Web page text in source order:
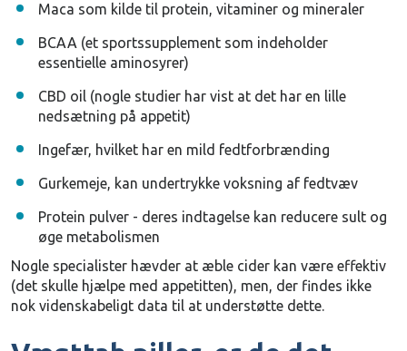
Maca som kilde til protein, vitaminer og mineraler
BCAA (et sportssupplement som indeholder
essentielle aminosyrer)
CBD oil (nogle studier har vist at det har en lille
nedsætning på appetit)
Ingefær, hvilket har en mild fedtforbrænding
Gurkemeje, kan undertrykke voksning af fedtvæv
Protein pulver - deres indtagelse kan reducere sult og
øge metabolismen
Nogle specialister hævder at æble cider kan være effektiv
(det skulle hjælpe med appetitten), men, der findes ikke
nok videnskabeligt data til at understøtte dette.